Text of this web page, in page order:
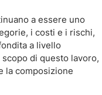
a essere uno
i costi e i rischi,
a livello
di questo lavoro,
la composizione